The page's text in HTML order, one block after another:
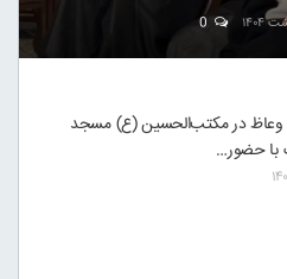
وعاظ در مکتب‌الحسین (ع) مسجد
با حضور…